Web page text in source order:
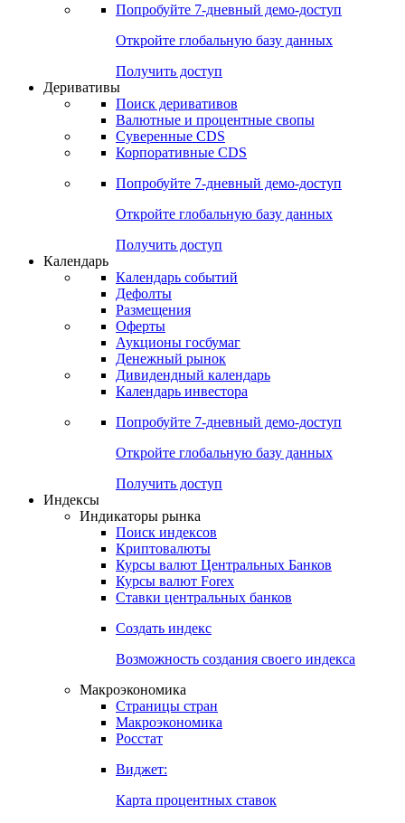
Попробуйте 7-дневный демо-доступ
Откройте глобальную базу данных
Получить доступ
Деривативы
Поиск деривативов
Валютные и процентные свопы
Суверенные CDS
Корпоративные CDS
Попробуйте 7-дневный демо-доступ
Откройте глобальную базу данных
Получить доступ
Календарь
Календарь событий
Дефолты
Размещения
Оферты
Аукционы госбумаг
Денежный рынок
Дивидендный календарь
Календарь инвестора
Попробуйте 7-дневный демо-доступ
Откройте глобальную базу данных
Получить доступ
Индексы
Индикаторы рынка
Поиск индексов
Криптовалюты
Курсы валют Центральных Банков
Курсы валют Forex
Ставки центральных банков
Создать индекс
Возможность создания своего индекса
Макроэкономика
Страницы стран
Макроэкономика
Росстат
Виджет:
Карта процентных ставок